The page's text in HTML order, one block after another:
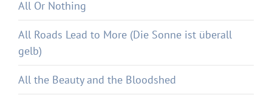
All Or Nothing
All Roads Lead to More (Die Sonne ist überall
gelb)
All the Beauty and the Bloodshed